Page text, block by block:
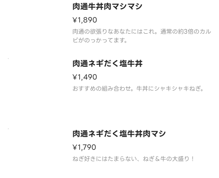
肉通牛丼肉マシマシ
¥1,890
肉通の欲張りなあなたにはこれ。通常の約3倍のカル
ビがのっかってます。
肉通ネギだく塩牛丼
¥1,490
おすすめの組み合わせ。牛丼にシャキシャキねぎ。
肉通ネギだく塩牛丼肉マシ
¥1,790
ねぎ好きにはたまらない、ねぎ＆牛の大盛り！